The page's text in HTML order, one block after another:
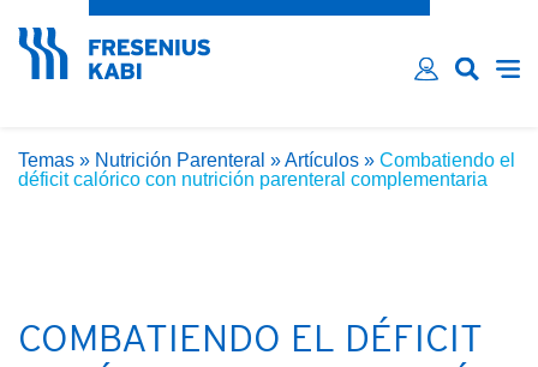
Email*
Recordarme
Temas » Nutrición Parenteral »Artículos » Combatiendo el
déficit calórico con nutrición parenteral complementaria
COMBATIENDO EL DÉFICIT